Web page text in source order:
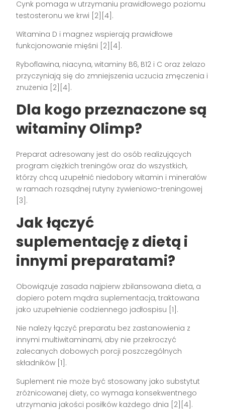
Cynk pomaga w utrzymaniu prawidłowego poziomu
testosteronu we krwi [2][4].
Witamina D i magnez wspierają prawidłowe
funkcjonowanie mięśni [2][4].
Ryboflawina, niacyna, witaminy B6, B12 i C oraz żelazo
przyczyniają się do zmniejszenia uczucia zmęczenia i
znużenia [2][4].
Dla kogo przeznaczone są
witaminy Olimp?
Preparat adresowany jest do osób realizujących
program ciężkich treningów oraz do wszystkich,
którzy chcą uzupełnić niedobory witamin i minerałów
w ramach rozsądnej rutyny żywieniowo-treningowej
[3].
Jak łączyć
suplementację z dietą i
innymi preparatami?
Obowiązuje zasada najpierw zbilansowana dieta, a
dopiero potem mądra suplementacja, traktowana
jako uzupełnienie codziennego jadłospisu [1].
Nie należy łączyć preparatu bez zastanowienia z
innymi multiwitaminami, aby nie przekroczyć
zalecanych dobowych porcji poszczególnych
składników [1].
Suplement nie może być stosowany jako substytut
zróżnicowanej diety, co wymaga konsekwentnego
utrzymania jakości posiłków każdego dnia [2][4].